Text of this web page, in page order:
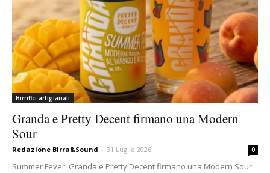
Birrifici artigianali
Granda e Pretty Decent firmano una Modern
Sour
Redazione Birra&Sound - 31 Luglio 2026 0
Summer Fever: Granda e Pretty Decent firmano una Modern Sour